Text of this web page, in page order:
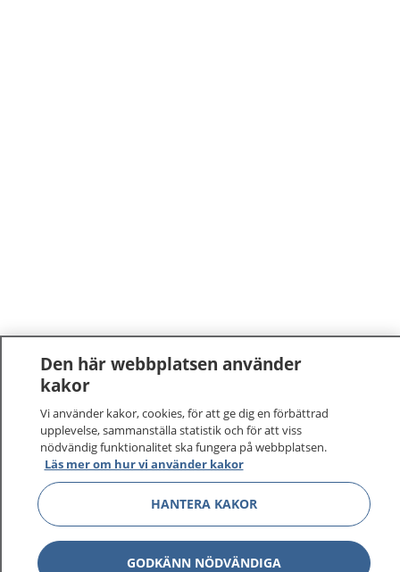
Den här webbplatsen använder
kakor
Vi använder kakor, cookies, för att ge dig en förbättrad
upplevelse, sammanställa statistik och för att viss
nödvändig funktionalitet ska fungera på webbplatsen.
Läs mer om hur vi använder kakor
HANTERA KAKOR
GODKÄNN NÖDVÄNDIGA